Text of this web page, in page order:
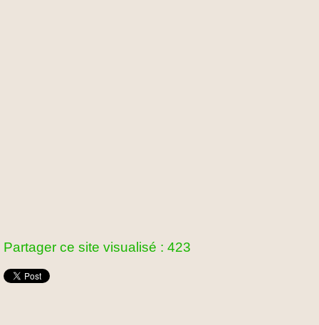
Partager ce site visualisé : 423